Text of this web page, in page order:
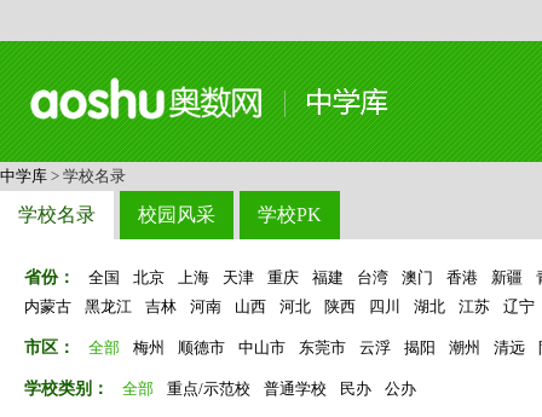
中学库 > 学校名录
学校名录 校园风采 学校PK
省份： 全国 北京 上海 天津 重庆 福建 台湾 澳门 香港 新疆
内蒙古
黑龙江 吉林 河南 山西 河北 陕西 四川 湖北 江苏 辽宁
市区： 全部 梅州 顺德市 中山市 东莞市 云浮 揭阳 潮州 清远
学校类别： 全部 重点/示范校 普通学校 民办 公办